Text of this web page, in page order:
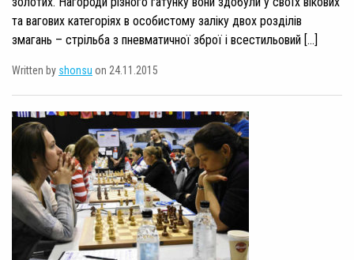
та вагових категоріях в особистому заліку двох розділів
змагань – стрільба з пневматичної зброї і всестильовий […]
Written by shonsu on 24.11.2015